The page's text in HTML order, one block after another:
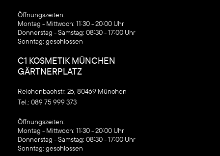
‍Öffnungszeiten:
Montag - Mittwoch: 11:30 - 20:00 Uhr
Donnerstag - Samstag: 08:30 - 17:00 Uhr
Sonntag: geschlossen
C1 KOSMETIK MÜNCHEN
GÄRTNERPLATZ
Reichenbachstr. 26, 80469 München
Tel.: 089 75 999 373
‍Öffnungszeiten:
Montag - Mittwoch: 11:30 - 20:00 Uhr
Donnerstag - Samstag: 08:30 - 17:00 Uhr
Sonntag: geschlossen